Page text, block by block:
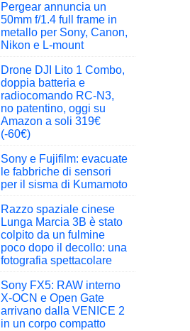
Pergear annuncia un
50mm f/1.4 full frame in
metallo per Sony, Canon,
Nikon e L-mount
Drone DJI Lito 1 Combo,
doppia batteria e
radiocomando RC-N3,
no patentino, oggi su
Amazon a soli 319€
(-60€)
Sony e Fujifilm: evacuate
le fabbriche di sensori
per il sisma di Kumamoto
Razzo spaziale cinese
Lunga Marcia 3B è stato
colpito da un fulmine
poco dopo il decollo: una
fotografia spettacolare
Sony FX5: RAW interno
X-OCN e Open Gate
arrivano dalla VENICE 2
in un corpo compatto